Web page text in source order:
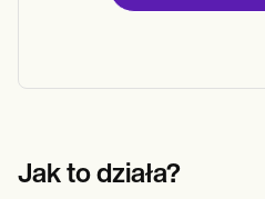
Jak to działa?